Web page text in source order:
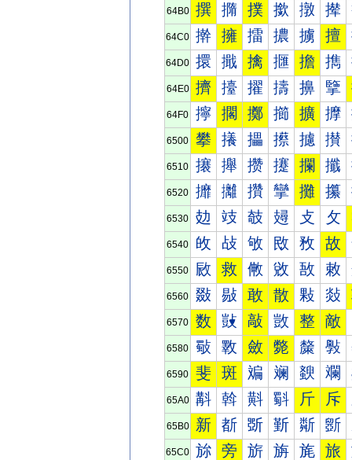
64B0 撰 撱 撲 撳 撴 撵
64C0 擀 擁 擂 擃 擄 擅
64D0 擐 擑 擒 擓 擔 擕
64E0 擠 擡 擢 擣 擤 擥
64F0 擰 擱 擲 擳 擴 擵
6500 攀 攁 攂 攃 攄 攅
6510 攐 攑 攒 攓 攔 攕
6520 攠 攡 攢 攣 攤 攥
6530 攰 攱 攲 攳 攴 攵
6540 敀 敁 敂 敃 敄 故
6550 敐 救 敒 敓 敔 敕
6560 敠 敡 敢 散 敤 敥
6570 数 敱 敲 敳 整 敵
6580 斀 斁 斂 斃 斄 斅
6590 斐 斑 斒 斓 斔 斕
65A0 斠 斡 斢 斣 斤 斥
65B0 新 斱 斲 斳 斴 斵
65C0 旀 旁 旂 旃 旄 旅